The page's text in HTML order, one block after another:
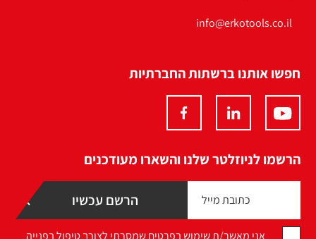
info@erkotools.co.il
חפשו אותנו ברשתות החברתיות
הרשמו לניוזלטר שלנו והשארו מעודכנים
אני מאשר/ת שימוש בפרטים שמסרתי לצורך טיפול בפנייה